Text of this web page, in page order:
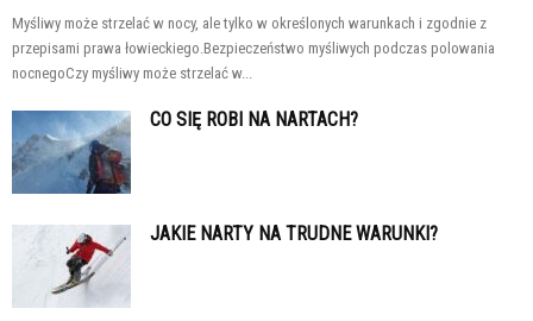
Myśliwy może strzelać w nocy, ale tylko w określonych warunkach i zgodnie z
przepisami prawa łowieckiego.Bezpieczeństwo myśliwych podczas polowania
nocnegoCzy myśliwy może strzelać w...
CO SIĘ ROBI NA NARTACH?
JAKIE NARTY NA TRUDNE WARUNKI?